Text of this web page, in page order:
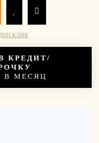
КЛИК
КРЕДИТ/
В МЕСЯЦ